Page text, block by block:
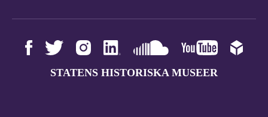
STATENS HISTORISKA MUSEER